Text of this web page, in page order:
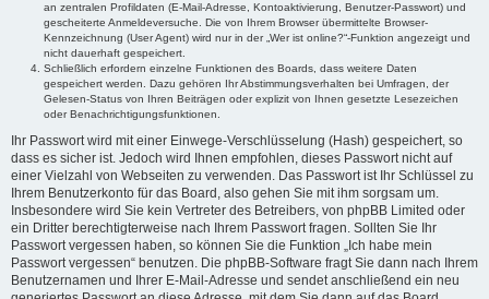
an zentralen Profildaten (E-Mail-Adresse, Kontoaktivierung, Benutzer-Passwort) und
gescheiterte Anmeldeversuche. Die von Ihrem Browser übermittelte Browser-
Kennzeichnung (User Agent) wird nur in der „Wer ist online?“-Funktion angezeigt und
nicht dauerhaft gespeichert.
Schließlich erfordern einzelne Funktionen des Boards, dass weitere Daten
gespeichert werden. Dazu gehören Ihr Abstimmungsverhalten bei Umfragen, der
Gelesen-Status von Ihren Beiträgen oder explizit von Ihnen gesetzte Lesezeichen
oder Benachrichtigungsfunktionen.
Ihr Passwort wird mit einer Einwege-Verschlüsselung (Hash) gespeichert, so
dass es sicher ist. Jedoch wird Ihnen empfohlen, dieses Passwort nicht auf
einer Vielzahl von Webseiten zu verwenden. Das Passwort ist Ihr Schlüssel zu
Ihrem Benutzerkonto für das Board, also gehen Sie mit ihm sorgsam um.
Insbesondere wird Sie kein Vertreter des Betreibers, von phpBB Limited oder
ein Dritter berechtigterweise nach Ihrem Passwort fragen. Sollten Sie Ihr
Passwort vergessen haben, so können Sie die Funktion „Ich habe mein
Passwort vergessen“ benutzen. Die phpBB-Software fragt Sie dann nach Ihrem
Benutzernamen und Ihrer E-Mail-Adresse und sendet anschließend ein neu